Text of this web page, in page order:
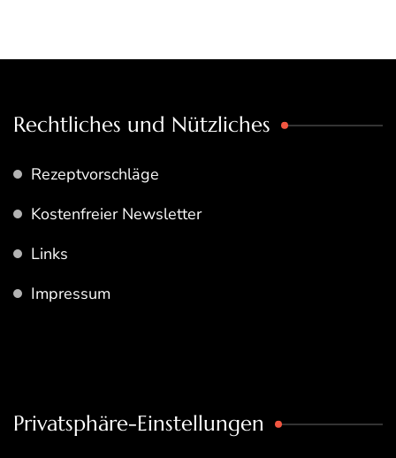
Rechtliches und Nützliches
Rezeptvorschläge
Kostenfreier Newsletter
Links
Impressum
Privatsphäre-Einstellungen